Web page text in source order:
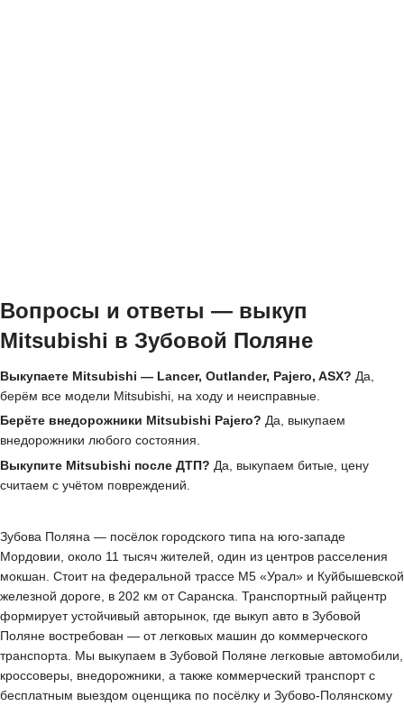
Вопросы и ответы — выкуп
Mitsubishi в Зубовой Поляне
Выкупаете Mitsubishi — Lancer, Outlander, Pajero, ASX? Да,
берём все модели Mitsubishi, на ходу и неисправные.
Берёте внедорожники Mitsubishi Pajero? Да, выкупаем
внедорожники любого состояния.
Выкупите Mitsubishi после ДТП? Да, выкупаем битые, цену
считаем с учётом повреждений.
Зубова Поляна — посёлок городского типа на юго-западе
Мордовии, около 11 тысяч жителей, один из центров расселения
мокшан. Стоит на федеральной трассе М5 «Урал» и Куйбышевской
железной дороге, в 202 км от Саранска. Транспортный райцентр
формирует устойчивый авторынок, где выкуп авто в Зубовой
Поляне востребован — от легковых машин до коммерческого
транспорта. Мы выкупаем в Зубовой Поляне легковые автомобили,
кроссоверы, внедорожники, а также коммерческий транспорт с
бесплатным выездом оценщика по посёлку и Зубово-Полянскому